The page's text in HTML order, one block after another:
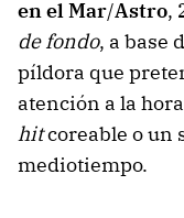
en el Mar/Astro,
de fondo, a base
píldora que
atención a la
hitcoreable o un
mediotiempo.